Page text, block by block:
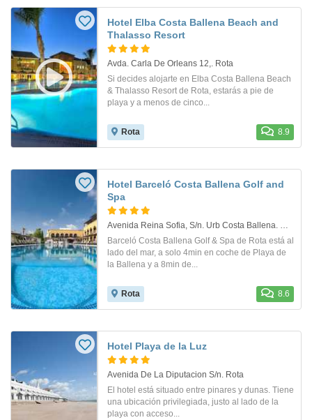
Hotel Elba Costa Ballena Beach and
Thalasso Resort
Avda. Carla De Orleans 12,. Rota
Si decides alojarte en Elba Costa Ballena Beach
& Thalasso Resort de Rota, estarás a pie de
playa y a menos de cinco...
Rota 8.9
Hotel Barceló Costa Ballena Golf and
Spa
Avenida Reina Sofia, S/n. Urb Costa Ballena. Rota
Barceló Costa Ballena Golf & Spa de Rota está al
lado del mar, a solo 4min en coche de Playa de
la Ballena y a 8min de...
Rota 8.6
Hotel Playa de la Luz
Avenida De La Diputacion S/n. Rota
El hotel está situado entre pinares y dunas. Tiene
una ubicación privilegiada, justo al lado de la
playa con acceso...